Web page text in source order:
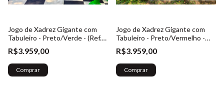
Jogo de Xadrez Gigante com
Tabuleiro - Preto/Verde - (Ref.
023)
R$3.959,00
Comprar
Jogo de Xadrez Gigante com
Tabuleiro - Preto/Vermelho -
(Ref. 023)
R$3.959,00
Comprar